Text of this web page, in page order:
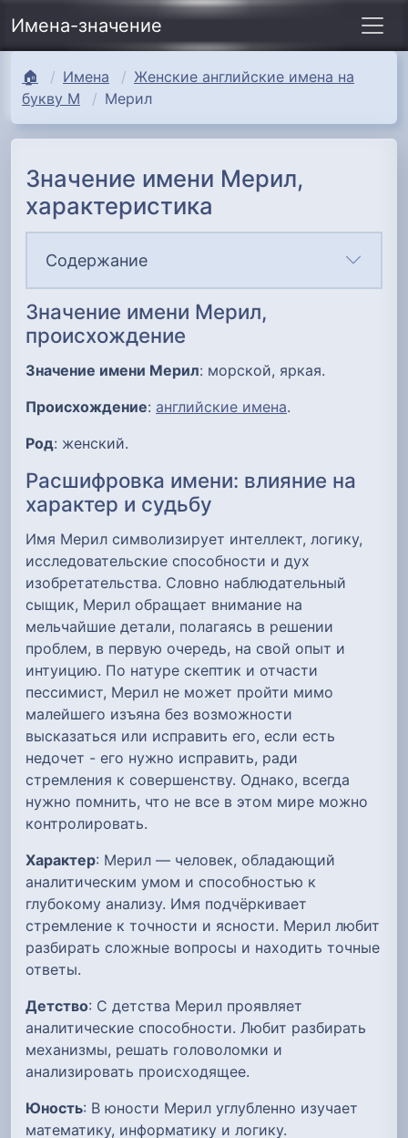
Имена-значение
🏠 Имена
Женские английские имена на
букву М
Мерил
Значение имени Мерил,
характеристика
Содержание
Значение имени Мерил,
происхождение
Значение имени Мерил: морской, яркая.
Происхождение: английские имена.
Род: женский.
Расшифровка имени: влияние на
характер и судьбу
Имя Мерил символизирует интеллект, логику,
исследовательские способности и дух
изобретательства. Словно наблюдательный
сыщик, Мерил обращает внимание на
мельчайшие детали, полагаясь в решении
проблем, в первую очередь, на свой опыт и
интуицию. По натуре скептик и отчасти
пессимист, Мерил не может пройти мимо
малейшего изъяна без возможности
высказаться или исправить его, если есть
недочет - его нужно исправить, ради
стремления к совершенству. Однако, всегда
нужно помнить, что не все в этом мире можно
контролировать.
Характер: Мерил — человек, обладающий
аналитическим умом и способностью к
глубокому анализу. Имя подчёркивает
стремление к точности и ясности. Мерил любит
разбирать сложные вопросы и находить точные
ответы.
Детство: С детства Мерил проявляет
аналитические способности. Любит разбирать
механизмы, решать головоломки и
анализировать происходящее.
Юность: В юности Мерил углубленно изучает
математику, информатику и логику.